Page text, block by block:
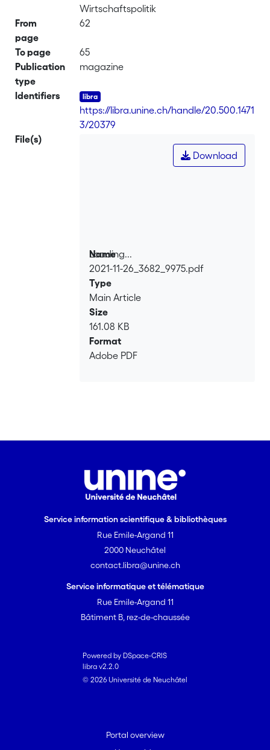
Wirtschaftspolitik
From
page
62
To page
65
Publication
type
magazine
Identifiers
https://libra.unine.ch/handle/20.500.1471
3/20379
File(s)
Loading...
Loading...
Download
Name
2021-11-26_3682_9975.pdf
Type
Main Article
Size
161.08 KB
Format
Adobe PDF
Service information scientifique & bibliothèques
Rue Emile-Argand 11
2000 Neuchâtel
contact.libra@unine.ch
Service informatique et télématique
Rue Emile-Argand 11
Bâtiment B, rez-de-chaussée
Powered by DSpace-CRIS
libra v2.2.0
© 2026 Université de Neuchâtel
Portal overview